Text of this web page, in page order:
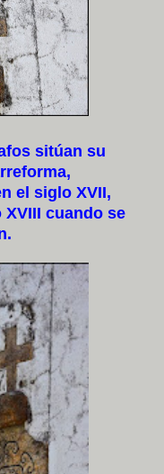
sitúan su
el siglo XVII,
cuando se